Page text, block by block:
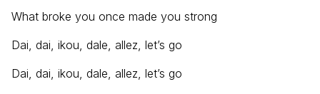
What broke you once made you strong
Dai, dai, ikou, dale, allez, let’s go
Dai, dai, ikou, dale, allez, let’s go